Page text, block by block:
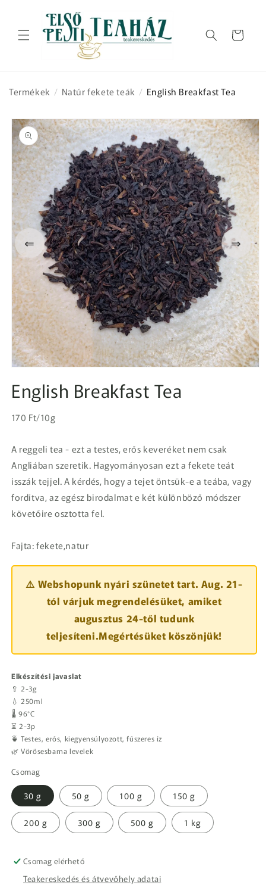
tartalomhoz
Kosár
Termékek / Natúr fekete teák / English Breakfast Tea
⇐
Kihagyás, és
ugrás a
termékadatokra
megnyitása
a
párbeszédpanelen
⇒
English Breakfast Tea
Normál
Egységár
170 Ft/10g
A reggeli tea - ezt a testes, erős keveréket nem csak
Angliában szeretik. Hagyományosan ezt a fekete teát
isszák tejjel. A kérdés, hogy a tejet öntsük-e a teába, vagy
fordítva, az egész birodalmat e két különböző módszer
követőire osztotta fel.
Fajta: fekete,natur
⚠️ Webshopunk nyári szünetet tart. Aug. 21-
tól várjuk megrendelésüket, amiket
augusztus 24-től tudunk
teljesíteni.Megértésüket köszönjük!
Elkészítési javaslat
🥄 2-3g
💧 250ml
🌡️ 96°C
⏳ 2-3p
🍵 Testes, erős, kiegyensúlyozott, fűszeres íz
🌿 Vörösesbarna levelek
Csomag
30 g 50 g 100 g 150 g
200 g 300 g 500 g 1 kg
Csomag elérhető
Teakereskedés és átvevőhely adatai